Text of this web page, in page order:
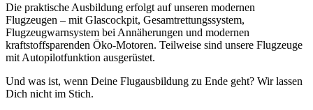
Die praktische Ausbildung erfolgt auf unseren modernen
Flugzeugen – mit Glascockpit, Gesamtrettungssystem,
Flugzeugwarnsystem bei Annäherungen und modernen
kraftstoffsparenden Öko-Motoren. Teilweise sind unsere Flugzeuge
mit Autopilotfunktion ausgerüstet.
Und was ist, wenn Deine Flugausbildung zu Ende geht? Wir lassen
Dich nicht im Stich.